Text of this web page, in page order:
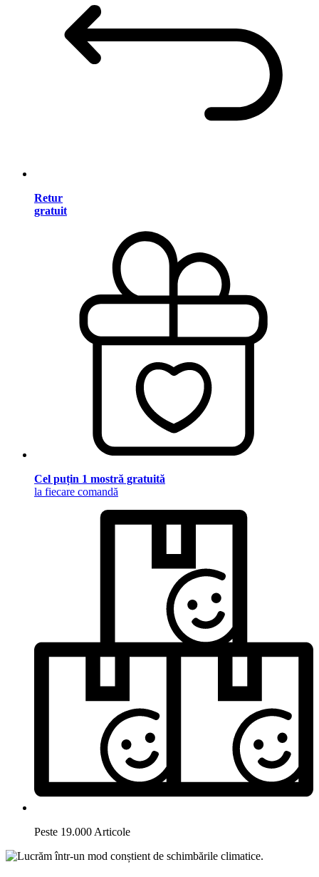
Retur
gratuit
Cel puțin 1 mostră gratuită
la fiecare comandă
Peste 19.000 Articole